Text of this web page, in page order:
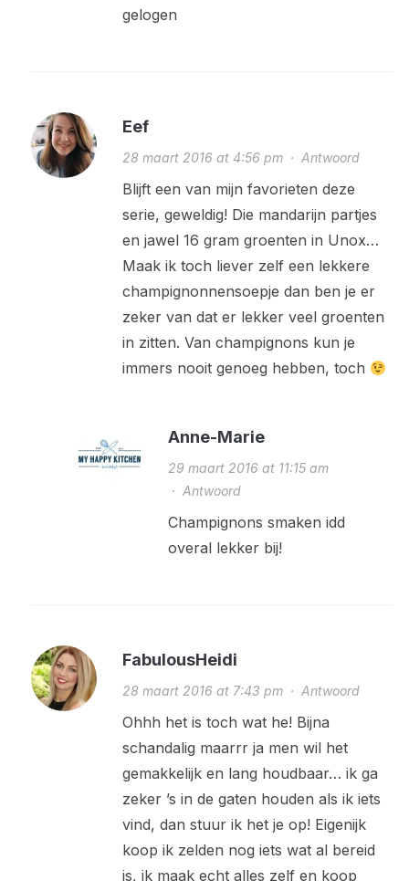
gelogen
Eef
28 maart 2016 at 4:56 pm· Antwoord
Blijft een van mijn favorieten deze
serie, geweldig! Die mandarijn partjes
en jawel 16 gram groenten in Unox…
Maak ik toch liever zelf een lekkere
champignonnensoepje dan ben je er
zeker van dat er lekker veel groenten
in zitten. Van champignons kun je
immers nooit genoeg hebben, toch
Anne-Marie
29 maart 2016 at 11:15 am
· Antwoord
Champignons smaken idd
overal lekker bij!
FabulousHeidi
28 maart 2016 at 7:43 pm· Antwoord
Ohhh het is toch wat he! Bijna
schandalig maarrr ja men wil het
gemakkelijk en lang houdbaar… ik ga
zeker ’s in de gaten houden als ik iets
vind, dan stuur ik het je op! Eigenijk
koop ik zelden nog iets wat al bereid
is, ik maak echt alles zelf en koop